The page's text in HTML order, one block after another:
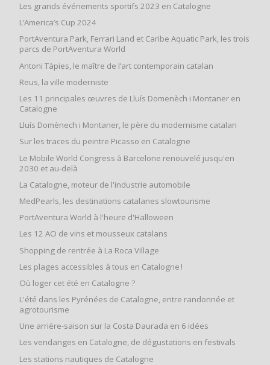
Les grands événements sportifs 2023 en Catalogne
L’America’s Cup 2024
PortAventura Park, Ferrari Land et Caribe Aquatic Park, les trois
parcs de PortAventura World
Antoni Tàpies, le maître de l’art contemporain catalan
Reus, la ville moderniste
Les 11 principales œuvres de Lluís Domenèch i Montaner en
Catalogne
Lluís Domènech i Montaner, le père du modernisme catalan
Sur les traces du peintre Picasso en Catalogne
Le Mobile World Congress à Barcelone renouvelé jusqu'en
2030 et au-delà
La Catalogne, moteur de l'industrie automobile
MedPearls, les destinations catalanes slowtourisme
PortAventura World à l'heure d'Halloween
Les 12 AO de vins et mousseux catalans
Shopping de rentrée à La Roca Village
Les plages accessibles à tous en Catalogne !
Où loger cet été en Catalogne ?
L'été dans les Pyrénées de Catalogne, entre randonnée et
agrotourisme
Une arrière-saison sur la Costa Daurada en 6 idées
Les vendanges en Catalogne, de dégustations en festivals
Les stations nautiques de Catalogne